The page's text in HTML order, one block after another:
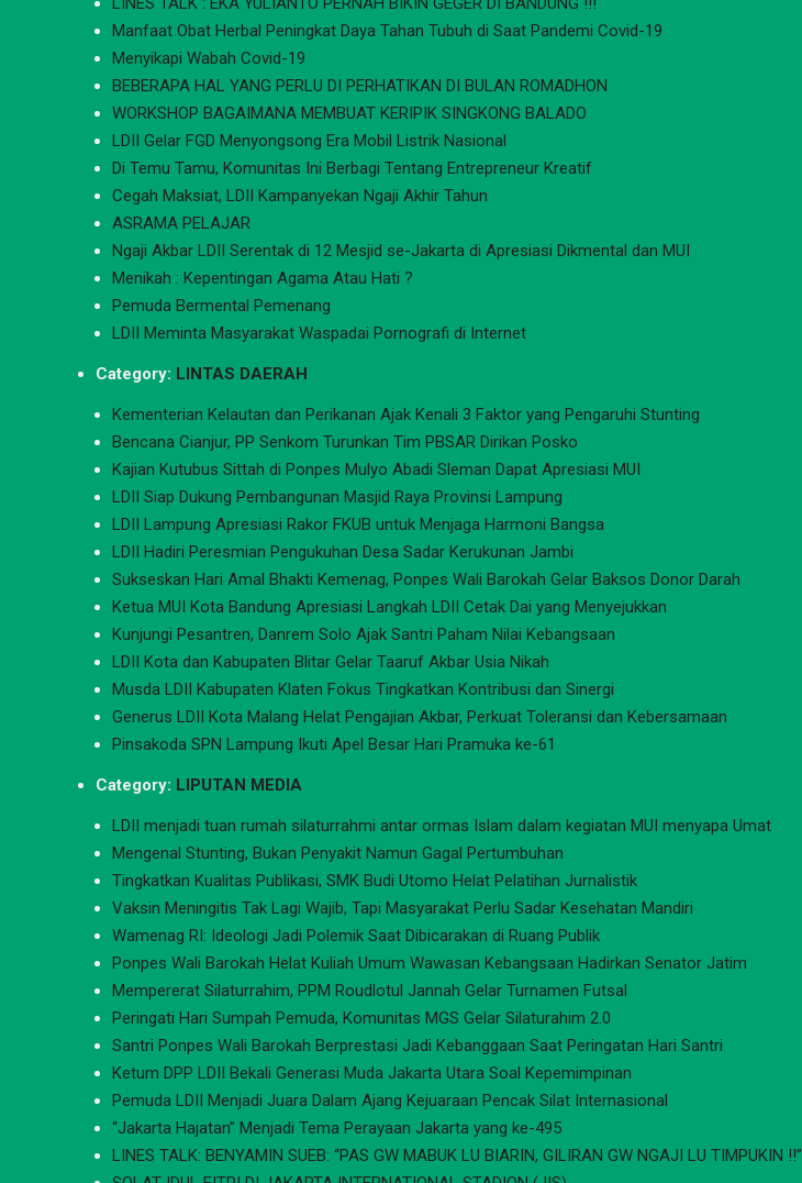
Manfaat Obat Herbal Peningkat Daya Tahan Tubuh di Saat Pandemi Covid-19
Menyikapi Wabah Covid-19
BEBERAPA HAL YANG PERLU DI PERHATIKAN DI BULAN ROMADHON
WORKSHOP BAGAIMANA MEMBUAT KERIPIK SINGKONG BALADO
LDII Gelar FGD Menyongsong Era Mobil Listrik Nasional
Di Temu Tamu, Komunitas Ini Berbagi Tentang Entrepreneur Kreatif
Cegah Maksiat, LDII Kampanyekan Ngaji Akhir Tahun
ASRAMA PELAJAR
Ngaji Akbar LDII Serentak di 12 Mesjid se-Jakarta di Apresiasi Dikmental dan MUI
Menikah : Kepentingan Agama Atau Hati ?
Pemuda Bermental Pemenang
LDII Meminta Masyarakat Waspadai Pornografi di Internet
Category: LINTAS DAERAH
Kementerian Kelautan dan Perikanan Ajak Kenali 3 Faktor yang Pengaruhi Stunting
Bencana Cianjur, PP Senkom Turunkan Tim PBSAR Dirikan Posko
Kajian Kutubus Sittah di Ponpes Mulyo Abadi Sleman Dapat Apresiasi MUI
LDII Siap Dukung Pembangunan Masjid Raya Provinsi Lampung
LDII Lampung Apresiasi Rakor FKUB untuk Menjaga Harmoni Bangsa
LDII Hadiri Peresmian Pengukuhan Desa Sadar Kerukunan Jambi
Sukseskan Hari Amal Bhakti Kemenag, Ponpes Wali Barokah Gelar Baksos Donor Darah
Ketua MUI Kota Bandung Apresiasi Langkah LDII Cetak Dai yang Menyejukkan
Kunjungi Pesantren, Danrem Solo Ajak Santri Paham Nilai Kebangsaan
LDII Kota dan Kabupaten Blitar Gelar Taaruf Akbar Usia Nikah
Musda LDII Kabupaten Klaten Fokus Tingkatkan Kontribusi dan Sinergi
Generus LDII Kota Malang Helat Pengajian Akbar, Perkuat Toleransi dan Kebersamaan
Pinsakoda SPN Lampung Ikuti Apel Besar Hari Pramuka ke-61
Category: LIPUTAN MEDIA
LDII menjadi tuan rumah silaturrahmi antar ormas Islam dalam kegiatan MUI menyapa Umat
Mengenal Stunting, Bukan Penyakit Namun Gagal Pertumbuhan
Tingkatkan Kualitas Publikasi, SMK Budi Utomo Helat Pelatihan Jurnalistik
Vaksin Meningitis Tak Lagi Wajib, Tapi Masyarakat Perlu Sadar Kesehatan Mandiri
Wamenag RI: Ideologi Jadi Polemik Saat Dibicarakan di Ruang Publik
Ponpes Wali Barokah Helat Kuliah Umum Wawasan Kebangsaan Hadirkan Senator Jatim
Mempererat Silaturrahim, PPM Roudlotul Jannah Gelar Turnamen Futsal
Peringati Hari Sumpah Pemuda, Komunitas MGS Gelar Silaturahim 2.0
Santri Ponpes Wali Barokah Berprestasi Jadi Kebanggaan Saat Peringatan Hari Santri
Ketum DPP LDII Bekali Generasi Muda Jakarta Utara Soal Kepemimpinan
Pemuda LDII Menjadi Juara Dalam Ajang Kejuaraan Pencak Silat Internasional
“Jakarta Hajatan” Menjadi Tema Perayaan Jakarta yang ke-495
LINES TALK: BENYAMIN SUEB: “PAS GW MABUK LU BIARIN, GILIRAN GW NGAJI LU TIMPUKIN !!”